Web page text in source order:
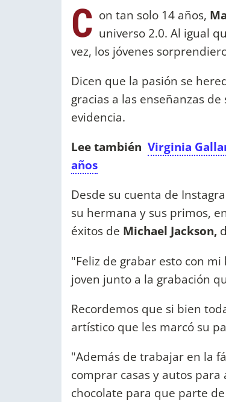
C on tan solo 14 años,
universo 2.0. Al igual
vez, los jóvenes
Dicen que la pasión se
gracias a las enseñanzas
evidencia.
Lee también Virginia
años
Desde su cuenta de
su hermana y sus primos,
éxitos de Michael Jackson,
"Feliz de grabar esto con
joven junto a la grabación
Recordemos que si bien
artístico que les marcó su
"Además de trabajar en la
comprar casas y autos
chocolate para que parte